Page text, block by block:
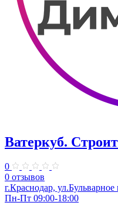
Ватеркуб.
0
0 отзывов
г.Краснодар, ул.Бульварное
Пн-Пт 09:00-18:00